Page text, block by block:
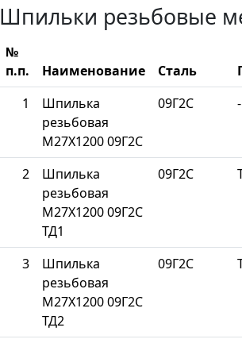
Шпильки резьбовые
№
п.п.
Наименование Сталь
1
Шпилька
резьбовая
М27Х1200 09Г2С
09Г2С -
2
Шпилька
резьбовая
М27Х1200 09Г2С
ТД1
09Г2С
3
Шпилька
резьбовая
М27Х1200 09Г2С
ТД2
09Г2С